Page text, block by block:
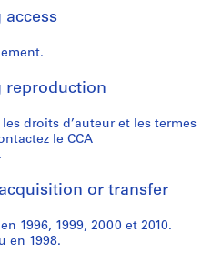
reproduction
droits d’auteur et les termes
le CCA
or transfer
1996, 1999, 2000 et 2010.
en 1998.